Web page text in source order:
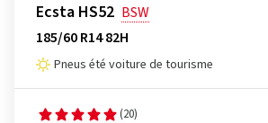
Ecsta HS52 BSW
185/60 R14 82H
Pneus été voiture de tourisme
(20)